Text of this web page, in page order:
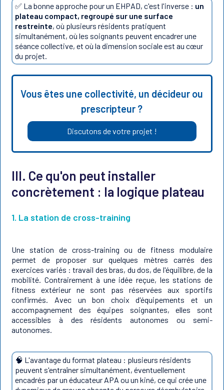
✅ La bonne approche pour un EHPAD, c'est l'inverse : un
plateau compact, regroupé sur une surface
restreinte, où plusieurs résidents pratiquent
simultanément, où les soignants peuvent encadrer une
séance collective, et où la dimension sociale est au cœur
du projet.
Vous êtes une collectivité, un décideur ou
prescripteur ?
Discutons de votre projet !
III. Ce qu'on peut installer
concrètement : la logique plateau
1. La station de cross-training
Une station de cross-training ou de fitness modulaire
permet de proposer sur quelques mètres carrés des
exercices variés : travail des bras, du dos, de l'équilibre, de la
mobilité. Contrairement à une idée reçue, les stations de
fitness extérieur ne sont pas réservées aux sportifs
confirmés. Avec un bon choix d'équipements et un
accompagnement des équipes soignantes, elles sont
accessibles à des résidents autonomes ou semi-
autonomes.
🧠 L'avantage du format plateau : plusieurs résidents
peuvent s'entraîner simultanément, éventuellement
encadrés par un éducateur APA ou un kiné, ce qui crée une